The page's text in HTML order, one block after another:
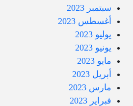
سبتمبر 2023
أغسطس 2023
يوليو 2023
يونيو 2023
مايو 2023
أبريل 2023
مارس 2023
فبراير 2023